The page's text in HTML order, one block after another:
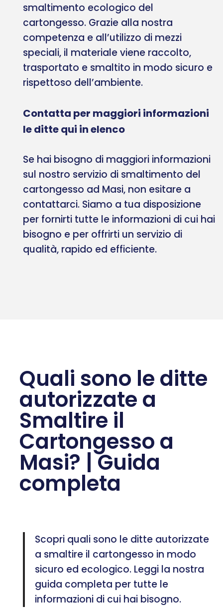
smaltimento ecologico del
cartongesso. Grazie alla nostra
competenza e all’utilizzo di mezzi
speciali, il materiale viene raccolto,
trasportato e smaltito in modo sicuro e
rispettoso dell’ambiente.
Contatta per maggiori informazioni
le ditte qui in elenco
Se hai bisogno di maggiori informazioni
sul nostro servizio di smaltimento del
cartongesso ad Masi, non esitare a
contattarci. Siamo a tua disposizione
per fornirti tutte le informazioni di cui hai
bisogno e per offrirti un servizio di
qualità, rapido ed efficiente.
Quali sono le ditte
autorizzate a
Smaltire il
Cartongesso a
Masi? | Guida
completa
Scopri quali sono le ditte autorizzate
a smaltire il cartongesso in modo
sicuro ed ecologico. Leggi la nostra
guida completa per tutte le
informazioni di cui hai bisogno.